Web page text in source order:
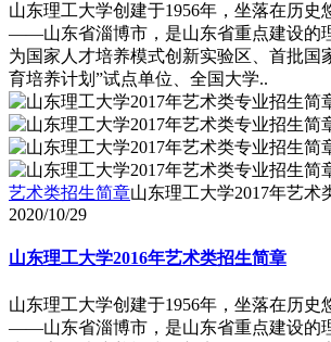
山东理工大学创建于1956年，坐落在历史
――山东省淄博市，是山东省重点建设的
为国家人才培养模式创新实验区、首批国
育培养计划”试点单位、全国大学..
艺术类招生简章山东理工大学2017年艺术
2020/10/29
山东理工大学2016年艺术类招生简章
山东理工大学创建于1956年，坐落在历史
――山东省淄博市，是山东省重点建设的